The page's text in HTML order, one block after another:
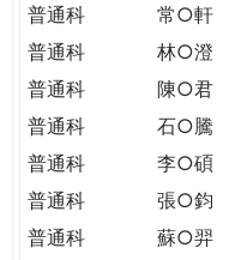
普通科
常○軒
普通科
林○澄
普通科
陳○君
普通科
石○騰
普通科
李○碩
普通科
張○鈞
普通科
蘇○羿